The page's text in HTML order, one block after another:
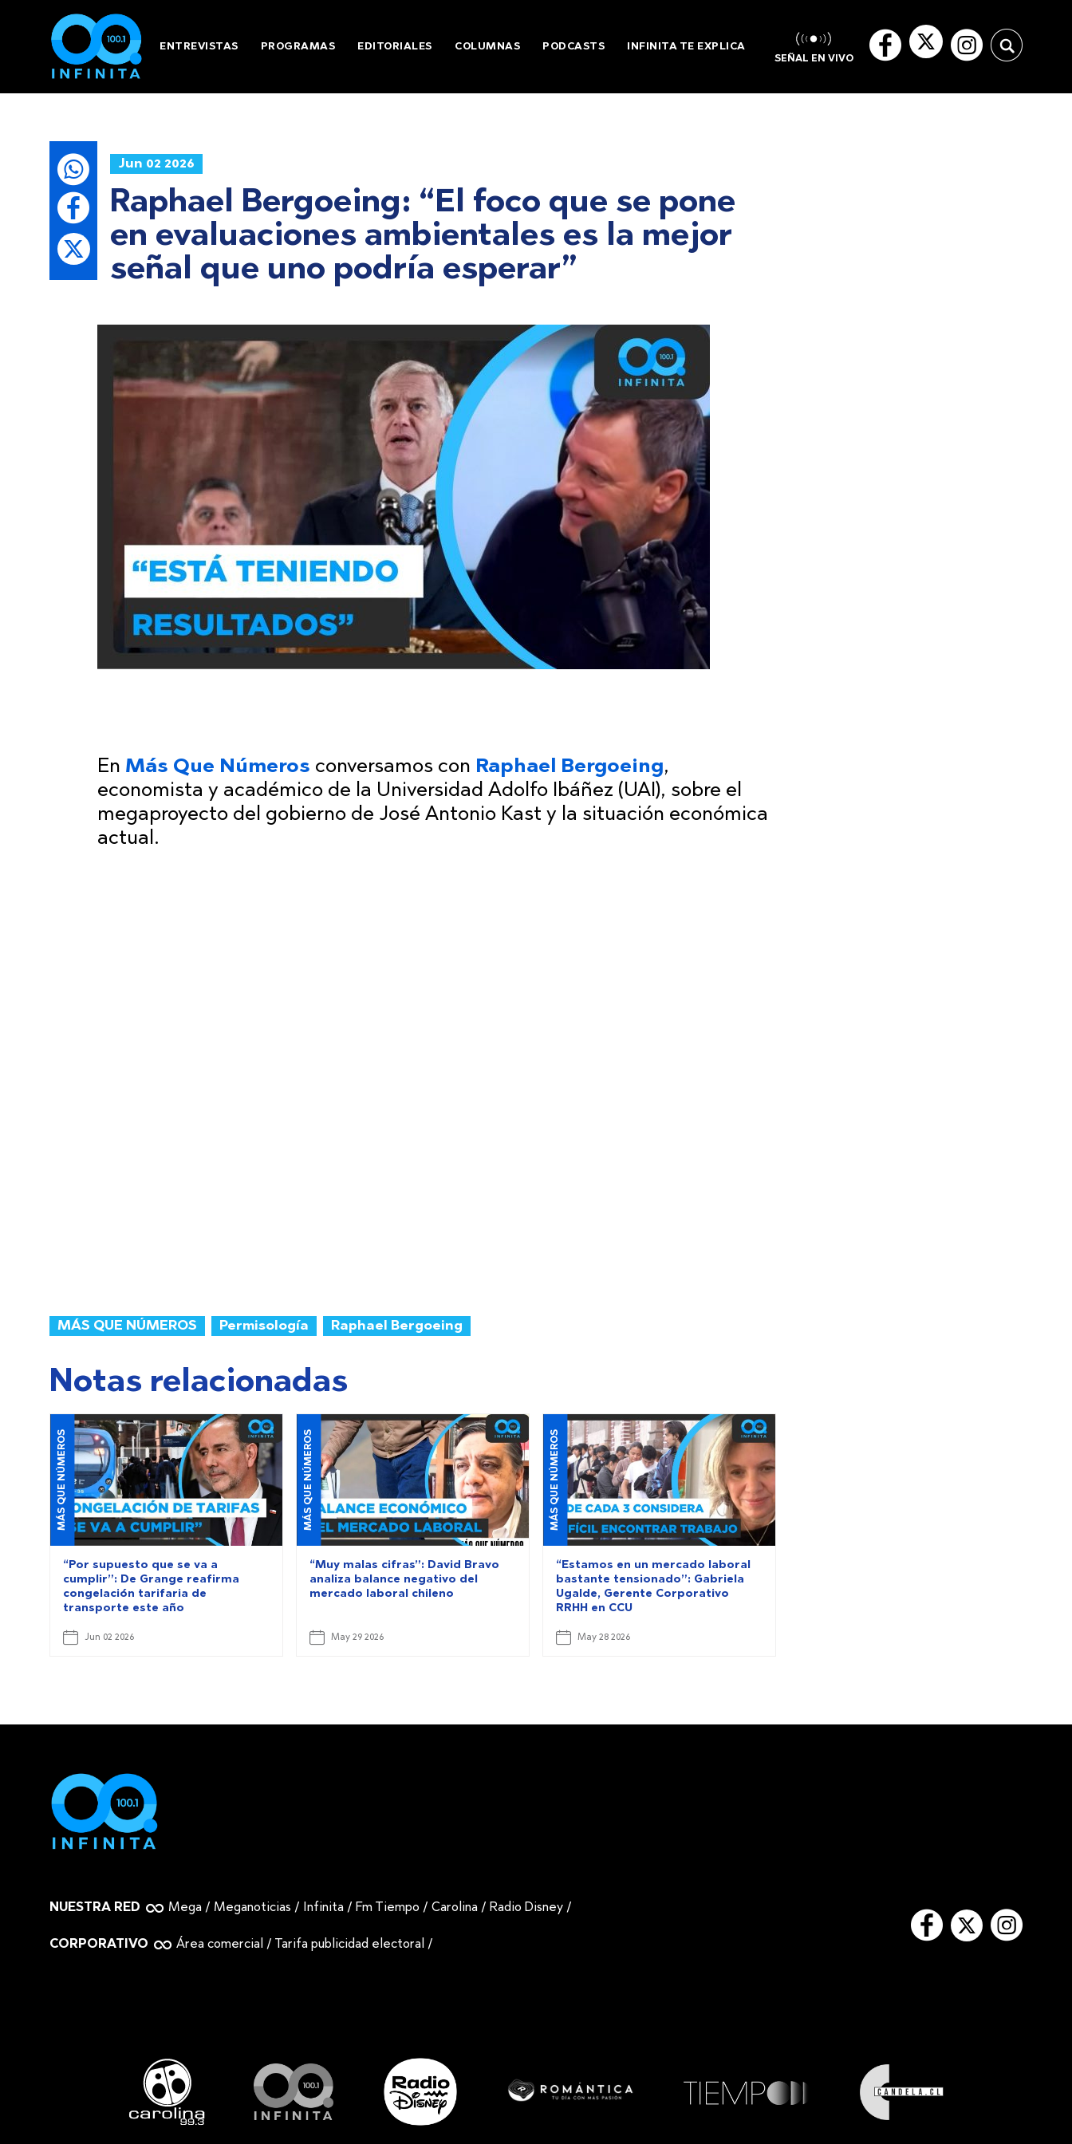
ENTREVISTAS PROGRAMAS EDITORIALES COLUMNAS PODCASTS INFINITA TE EXPLICA
SEÑAL EN VIVO
Jun 02 2026
Raphael Bergoeing: “El foco que se pone
en evaluaciones ambientales es la mejor
señal que uno podría esperar”
En Más Que Números conversamos con Raphael Bergoeing,
economista y académico de la Universidad Adolfo Ibáñez (UAI), sobre el
megaproyecto del gobierno de José Antonio Kast y la situación económica
actual.
MÁS QUE NÚMEROS Permisología Raphael Bergoeing
Notas relacionadas
MÁS QUE NÚMEROS
“Por supuesto que se va a
cumplir”: De Grange reafirma
congelación tarifaria de
transporte este año
Jun 02 2026
MÁS QUE NÚMEROS
“Muy malas cifras”: David Bravo
analiza balance negativo del
mercado laboral chileno
May 29 2026
MÁS QUE NÚMEROS
“Estamos en un mercado laboral
bastante tensionado”: Gabriela
Ugalde, Gerente Corporativo
RRHH en CCU
May 28 2026
NUESTRA RED Mega / Meganoticias / Infinita / Fm Tiempo /Carolina / Radio Disney /
CORPORATIVO Área comercial / Tarifa publicidad electoral /